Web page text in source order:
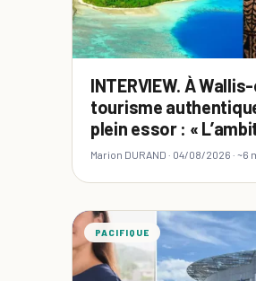
INTERVIEW. À
tourisme
plein essor : «
Marion DURAND · 04/08/2026 · ~6
PACIFIQUE